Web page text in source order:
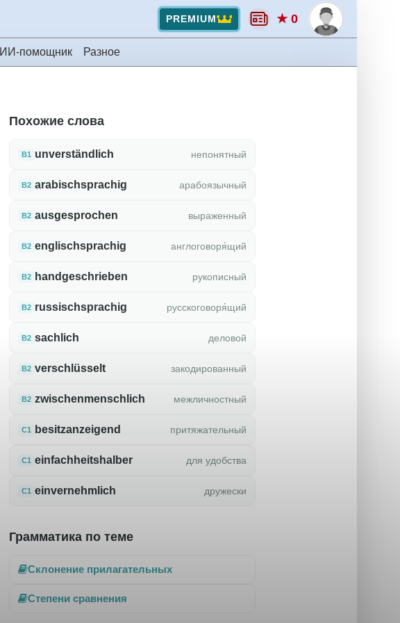
PREMIUM ★ 0
ИИ-помощник Разное
Похожие слова
B1 unverständlich непонятный
B2 arabischsprachig арабоязычный
B2 ausgesprochen выраженный
B2 englischsprachig англоговоря́щий
B2 handgeschrieben рукописный
B2 russischsprachig русскоговоря́щий
B2 sachlich деловой
B2 verschlüsselt закодированный
B2 zwischenmenschlich межличностный
C1 besitzanzeigend притяжательный
C1 einfachheitshalber для удобства
C1 einvernehmlich дружески
Грамматика по теме
Склонение прилагательных
Степени сравнения